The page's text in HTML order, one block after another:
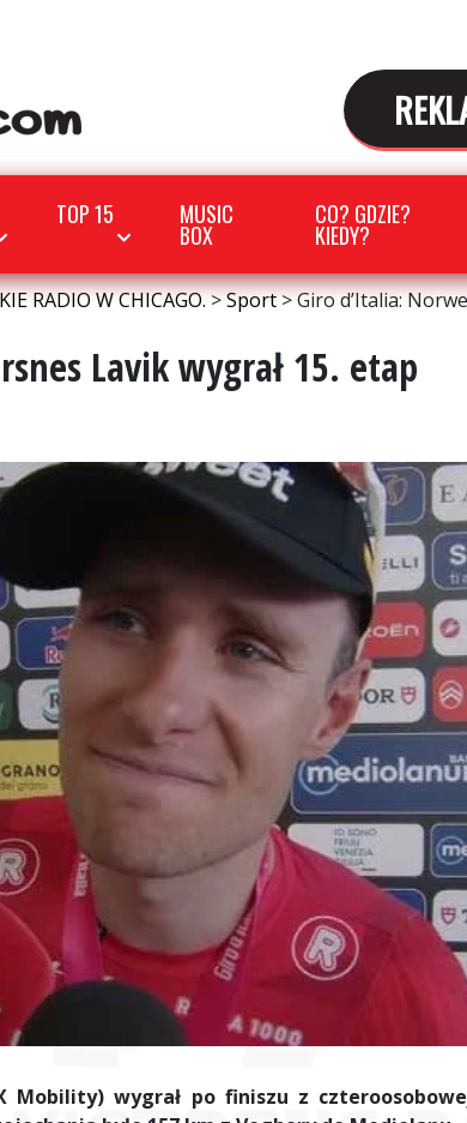
TOP 15 MUSIC
BOX
CO? GDZIE?
KIEDY?
RADIO W CHICAGO.>Sport>Giro d’Italia:
Lavik wygrał 15. etap
Mobility) wygrał po finiszu z